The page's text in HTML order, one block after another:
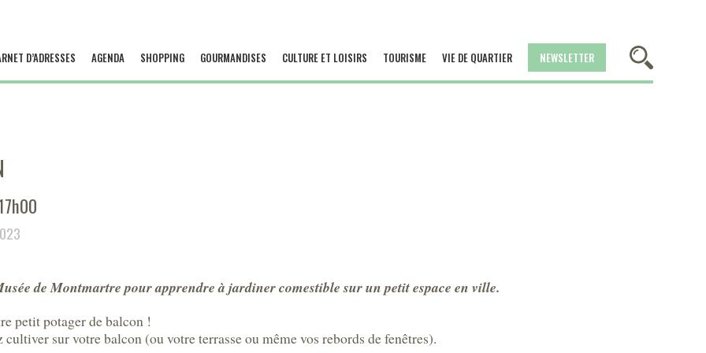
D’ADRESSES AGENDA SHOPPING GOURMANDISES CULTURE ET LOISIRS TOURISME VIE DE QUARTIER NEWSLETTER
de Montmartre pour apprendre à jardiner comestible sur un petit espace en ville.
petit potager de balcon !
sur votre balcon (ou votre terrasse ou même vos rebords de fenêtres).